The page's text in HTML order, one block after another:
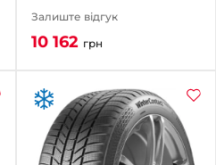
Залиште відгук
10 162 грн